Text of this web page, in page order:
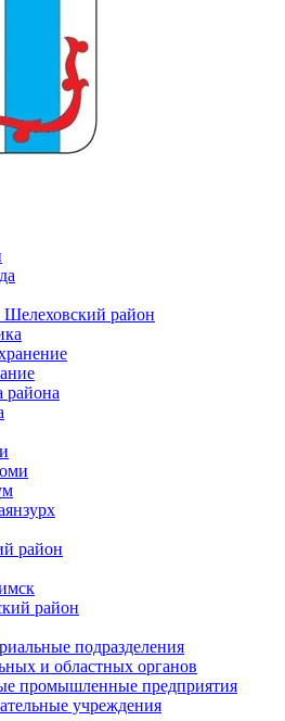
район
района
район
район
подразделения
и областных органов
промышленные предприятия
учреждения